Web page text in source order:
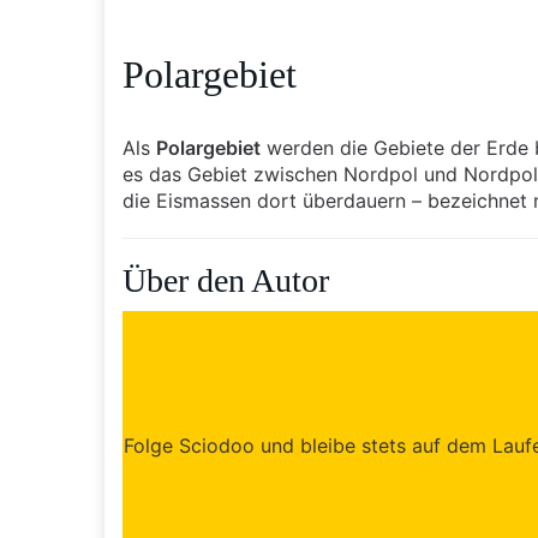
Polargebiet
Als Polargebiet werden die Gebiete der
es das Gebiet zwischen Nordpol und
die Eismassen dort überdauern – bezeichnet
Über den Autor
Folge Sciodoo und bleibe stets auf dem